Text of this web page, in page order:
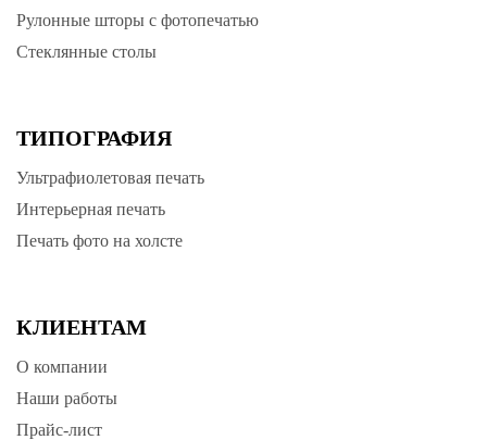
Рулонные шторы с фотопечатью
Стеклянные столы
ТИПОГРАФИЯ
Ультрафиолетовая печать
Интерьерная печать
Печать фото на холсте
КЛИЕНТАМ
О компании
Наши работы
Прайс-лист